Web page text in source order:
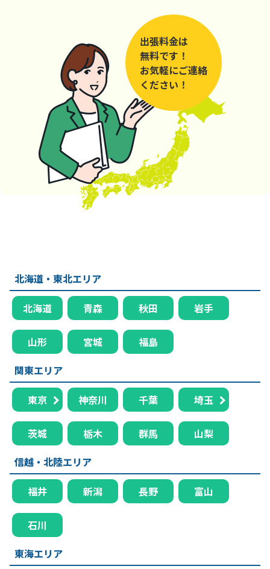
出張料金は
無料です！
お気軽にご連絡
ください！
北海道・東北エリア
北海道 青森 秋田 岩手
山形 宮城
福島
関東エリア
東京 神奈川 千葉 埼玉
茨城 栃木 群馬
山梨
信越・北陸エリア
福井 新潟 長野 富山
石川
東海エリア